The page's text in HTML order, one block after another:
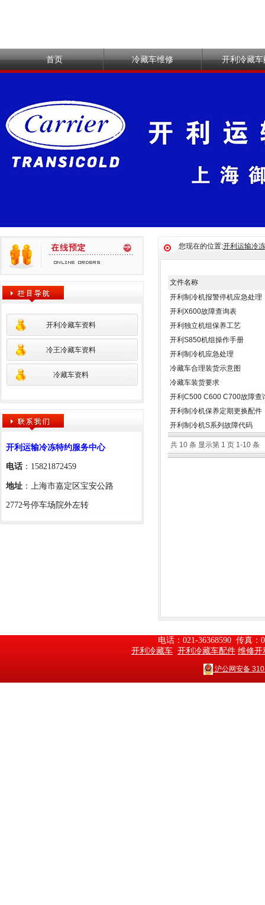
首页 冷藏车维修 开利冷藏车
开利冷藏车资料
冷王冷藏车资料
冷藏车资料
开利运输冷冻特约服务中心
电话： 15821872459
地址 ： 上海市嘉定区宝安公路
2772号停车场院外左转
您现在的位置:开利运输冷
文件名称
开利制冷机报警停机应急处理
开利X600故障查询表
开利独立机组保养工艺
开利S850机组操作手册
开利制冷机应急处理
冷藏车合理装货示意图
冷藏车装货要求
开利C500 C600 C700故障查
开利制冷机保养定期更换配件
开利制冷机S系列故障代码
共 10 条 显示第 1 页 1-10 条
电话：021-36368590  传真：
开利冷藏车 开利冷藏车配件 维修开
沪公网安备